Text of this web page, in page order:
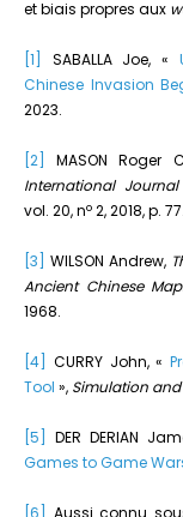
et biais propres aux
[1] SABALLA Joe, «
Chinese Invasion
2023.
[2] MASON Roger
International
vol. 20, no 2, 2018, p. 77.
[3] WILSON Andrew,
Ancient Chinese
1968.
[4] CURRY John, «
Tool », Simulation
[5] DER DERIAN
Games to Game